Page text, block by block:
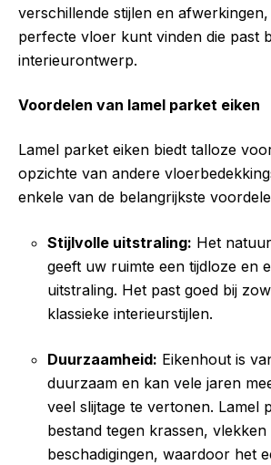
verschillende stijlen en
perfecte vloer kunt vinden die past
interieurontwerp.
Voordelen van lamel parket eiken
Lamel parket eiken biedt talloze
opzichte van andere
enkele van de belangrijkste
Stijlvolle uitstraling: Het
geeft uw ruimte een tijdloze en
uitstraling. Het past goed bij
klassieke interieurstijlen.
Duurzaamheid: Eikenhout is
duurzaam en kan vele jaren
veel slijtage te vertonen. Lamel
bestand tegen krassen,
beschadigingen, waardoor het